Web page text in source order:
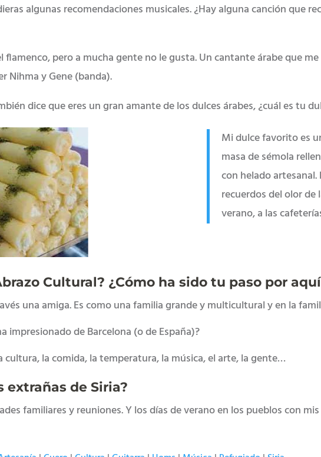
algunas recomendaciones musicales. ¿Hay alguna canción que
flamenco, pero a mucha gente no le gusta. Un cantante árabe que
Nihma y Gene (banda).
dice que eres un gran amante de los dulces árabes, ¿cuál es tu
Mi dulce favorito es
masa de sémola
con helado
recuerdos del olor de
verano, a las
Cultural? ¿Cómo ha sido tu paso por
una amiga. Es como una familia grande y multicultural y en la
impresionado de Barcelona (o de España)?
cultura, la comida, la temperatura, la música, el arte, la gente…
extrañas de Siria?
familiares y reuniones. Y los días de verano en los pueblos con